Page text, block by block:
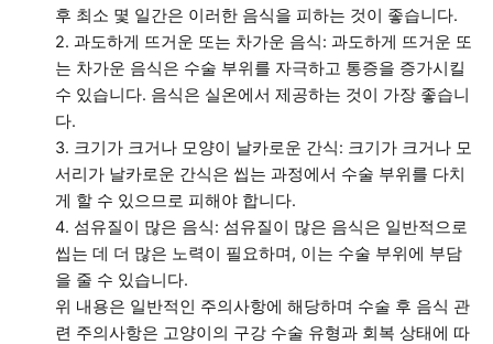
후 최소 몇 일간은 이러한 음식을 피하는 것이 좋습니다.
2. 과도하게 뜨거운 또는 차가운 음식: 과도하게 뜨거운 또
는 차가운 음식은 수술 부위를 자극하고 통증을 증가시킬
수 있습니다. 음식은 실온에서 제공하는 것이 가장 좋습니
다.
3. 크기가 크거나 모양이 날카로운 간식: 크기가 크거나 모
서리가 날카로운 간식은 씹는 과정에서 수술 부위를 다치
게 할 수 있으므로 피해야 합니다.
4. 섬유질이 많은 음식: 섬유질이 많은 음식은 일반적으로
씹는 데 더 많은 노력이 필요하며, 이는 수술 부위에 부담
을 줄 수 있습니다.
위 내용은 일반적인 주의사항에 해당하며 수술 후 음식 관
련 주의사항은 고양이의 구강 수술 유형과 회복 상태에 따